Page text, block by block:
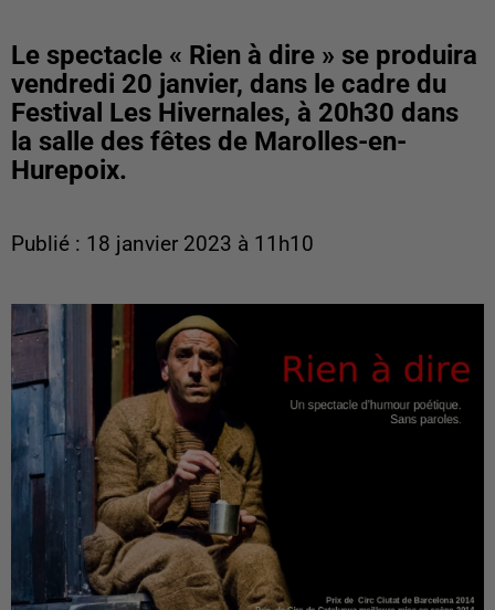
Le spectacle « Rien à dire » se produira
vendredi 20 janvier, dans le cadre du
Festival Les Hivernales, à 20h30 dans
la salle des fêtes de Marolles-en-
Hurepoix.
Publié : 18 janvier 2023 à 11h10